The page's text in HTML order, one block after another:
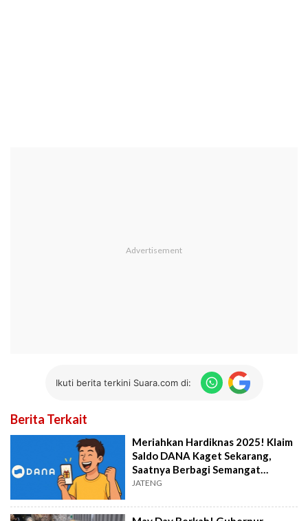
Ikuti berita terkini Suara.com di:
Berita Terkait
Meriahkan Hardiknas 2025! Klaim
Saldo DANA Kaget Sekarang,
Saatnya Berbagi Semangat
Belajar!
JATENG